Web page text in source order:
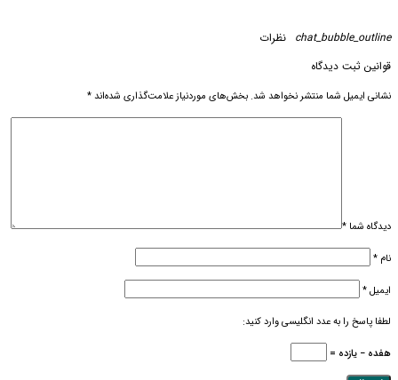
chat_bubble_outline نظرات
قوانین ثبت دیدگاه
نشانی ایمیل شما منتشر نخواهد شد. بخش‌های موردنیاز علامت‌گذاری شده‌اند*
دیدگاه شما *
نام *
ایمیل*
لطفا پاسخ را به عدد انگلیسی وارد کنید:
هفده − یازده =